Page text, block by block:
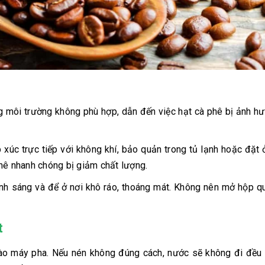
môi trường không phù hợp, dẫn đến việc hạt cà phê bị ảnh
trực tiếp với không khí, bảo quản trong tủ lạnh hoặc đặt
nhanh chóng bị giảm chất lượng.
sáng và để ở nơi khô ráo, thoáng mát. Không nên mở hộp
máy pha. Nếu nén không đúng cách, nước sẽ không đi đều